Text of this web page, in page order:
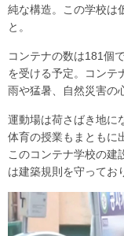
純な構造。この学校は
と。
コンテナの数は181個
を受ける予定。コンテ
雨や猛暑、自然災害の
運動場は荷さばき地に
体育の授業もまともに
このコンテナ学校の建
は建築規則を守ってお